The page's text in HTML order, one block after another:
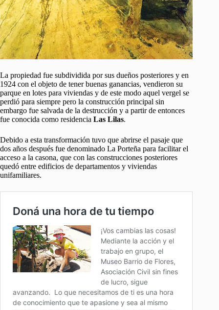
La propiedad fue subdividida por sus dueños posteriores y en
1924 con el objeto de tener buenas ganancias, vendieron su
parque en lotes para viviendas y de este modo aquel vergel se
perdió para siempre pero la construcción principal sin
embargo fue salvada de la destrucción y a partir de entonces
fue conocida como residencia Las Lilas.
Debido a esta transformación tuvo que abrirse el pasaje que
dos años después fue denominado La Porteña para facilitar el
acceso a la casona, que con las construcciones posteriores
quedó entre edificios de departamentos y viviendas
unifamiliares.